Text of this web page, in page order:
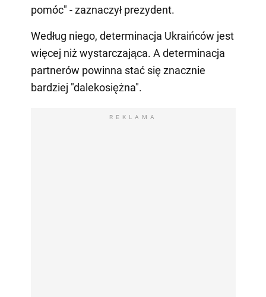
pomóc" - zaznaczył prezydent.
Według niego, determinacja Ukraińców jest
więcej niż wystarczająca. A determinacja
partnerów powinna stać się znacznie
bardziej "dalekosiężna".
REKLAMA